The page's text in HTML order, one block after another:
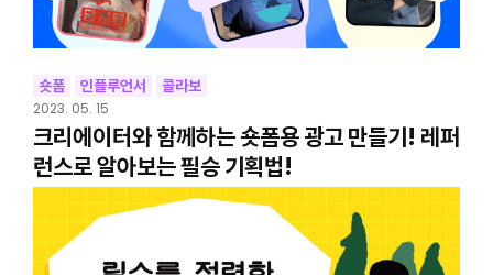
숏폼 인플루언서 콜라보
2023. 05. 15
크리에이터와 함께하는 숏폼용 광고 만들기! 레퍼
런스로 알아보는 필승 기획법!